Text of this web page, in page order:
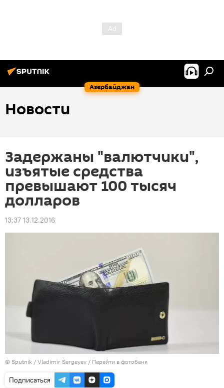
Азербайджан
Новости
Задержаны "валютчики",
изъятые средства
превышают 100 тысяч
долларов
13:37 13.12.2016
© Sputnik / Vladimir Sergeyev / Перейти в фотобанк
Подписаться